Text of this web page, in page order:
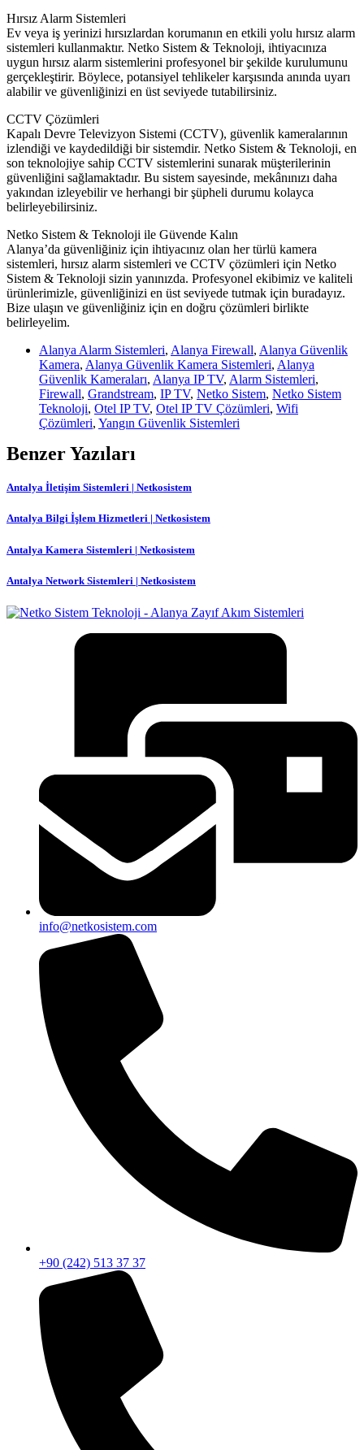
Hırsız Alarm Sistemleri
Ev veya iş yerinizi hırsızlardan korumanın en etkili yolu hırsız alarm
sistemleri kullanmaktır. Netko Sistem & Teknoloji, ihtiyacınıza
uygun hırsız alarm sistemlerini profesyonel bir şekilde kurulumunu
gerçekleştirir. Böylece, potansiyel tehlikeler karşısında anında uyarı
alabilir ve güvenliğinizi en üst seviyede tutabilirsiniz.
CCTV Çözümleri
Kapalı Devre Televizyon Sistemi (CCTV), güvenlik kameralarının
izlendiği ve kaydedildiği bir sistemdir. Netko Sistem & Teknoloji, en
son teknolojiye sahip CCTV sistemlerini sunarak müşterilerinin
güvenliğini sağlamaktadır. Bu sistem sayesinde, mekânınızı daha
yakından izleyebilir ve herhangi bir şüpheli durumu kolayca
belirleyebilirsiniz.
Netko Sistem & Teknoloji ile Güvende Kalın
Alanya’da güvenliğiniz için ihtiyacınız olan her türlü kamera
sistemleri, hırsız alarm sistemleri ve CCTV çözümleri için Netko
Sistem & Teknoloji sizin yanınızda. Profesyonel ekibimiz ve kaliteli
ürünlerimizle, güvenliğinizi en üst seviyede tutmak için buradayız.
Bize ulaşın ve güvenliğiniz için en doğru çözümleri birlikte
belirleyelim.
Alanya Alarm Sistemleri, Alanya Firewall, Alanya Güvenlik
Kamera, Alanya Güvenlik Kamera Sistemleri, Alanya
Güvenlik Kameraları, Alanya IP TV, Alarm Sistemleri,
Firewall, Grandstream, IP TV, Netko Sistem, Netko Sistem
Teknoloji, Otel IP TV, Otel IP TV Çözümleri, Wifi
Çözümleri, Yangın Güvenlik Sistemleri
Benzer Yazıları
Antalya İletişim Sistemleri | Netkosistem
Antalya Bilgi İşlem Hizmetleri | Netkosistem
Antalya Kamera Sistemleri | Netkosistem
Antalya Network Sistemleri | Netkosistem
info@netkosistem.com
+90 (242) 513 37 37